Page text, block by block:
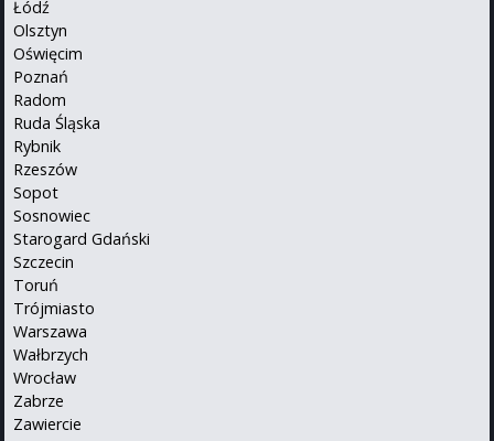
Łódź
Olsztyn
Oświęcim
Poznań
Radom
Ruda Śląska
Rybnik
Rzeszów
Sopot
Sosnowiec
Starogard Gdański
Szczecin
Toruń
Trójmiasto
Warszawa
Wałbrzych
Wrocław
Zabrze
Zawiercie